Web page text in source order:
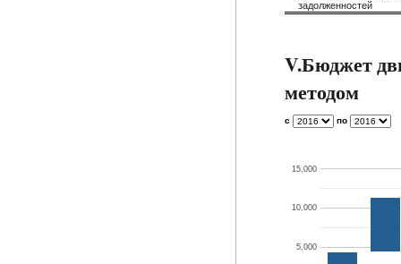
задолженностей
V.Бюджет
методом
с по
5,000
10,000
15,000